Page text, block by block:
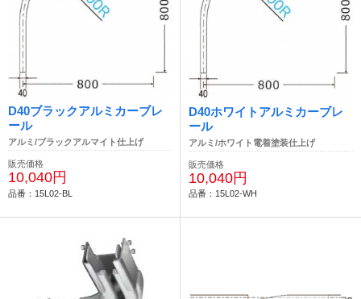
D40ブラックアルミカーブレ
ール
アルミ/ブラックアルマイト仕上げ
販売価格
10,040円
品番：15L02-BL
D40ホワイトアルミカーブレ
ール
アルミ/ホワイト電着塗装仕上げ
販売価格
10,040円
品番：15L02-WH